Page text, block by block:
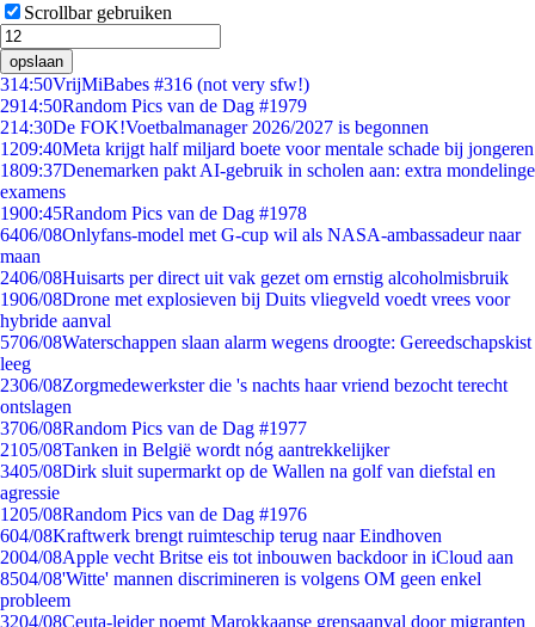
Scrollbar gebruiken
opslaan
314:50VrijMiBabes #316 (not very sfw!)
2914:50Random Pics van de Dag #1979
214:30De FOK!Voetbalmanager 2026/2027 is begonnen
1209:40Meta krijgt half miljard boete voor mentale schade bij jongeren
1809:37Denemarken pakt AI-gebruik in scholen aan: extra mondelinge
examens
1900:45Random Pics van de Dag #1978
6406/08Onlyfans-model met G-cup wil als NASA-ambassadeur naar
maan
2406/08Huisarts per direct uit vak gezet om ernstig alcoholmisbruik
1906/08Drone met explosieven bij Duits vliegveld voedt vrees voor
hybride aanval
5706/08Waterschappen slaan alarm wegens droogte: Gereedschapskist
leeg
2306/08Zorgmedewerkster die 's nachts haar vriend bezocht terecht
ontslagen
3706/08Random Pics van de Dag #1977
2105/08Tanken in België wordt nóg aantrekkelijker
3405/08Dirk sluit supermarkt op de Wallen na golf van diefstal en
agressie
1205/08Random Pics van de Dag #1976
604/08Kraftwerk brengt ruimteschip terug naar Eindhoven
2004/08Apple vecht Britse eis tot inbouwen backdoor in iCloud aan
8504/08'Witte' mannen discrimineren is volgens OM geen enkel
probleem
3204/08Ceuta-leider noemt Marokkaanse grensaanval door migranten